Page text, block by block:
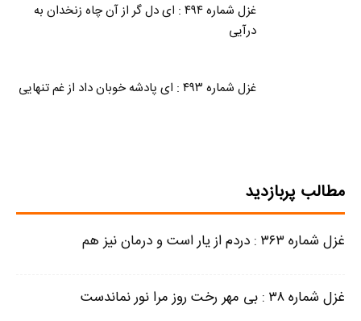
غزل شماره ۴۹۴ : ای دل گر از آن چاه زنخدان به
درآیی
غزل شماره ۴۹۳ : ای پادشه خوبان داد از غم تنهایی
مطالب پربازدید
غزل شماره ۳۶۳ : دردم از یار است و درمان نیز هم
غزل شماره ۳۸ : بی مهر رخت روز مرا نور نماندست